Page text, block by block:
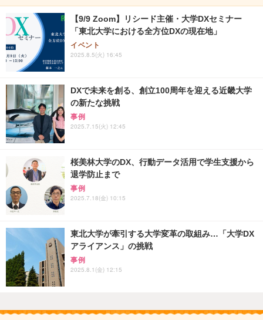
【9/9 Zoom】リシード主催・大学DXセミナー
「東北大学における全方位DXの現在地」
イベント
2025.8.5(火) 16:45
DXで未来を創る、創立100周年を迎える近畿大学
の新たな挑戦
事例
2025.7.15(火) 12:45
桜美林大学のDX、行動データ活用で学生支援から
退学防止まで
事例
2025.7.18(金) 10:15
東北大学が牽引する大学変革の取組み…「大学DX
アライアンス」の挑戦
事例
2025.8.1(金) 12:15